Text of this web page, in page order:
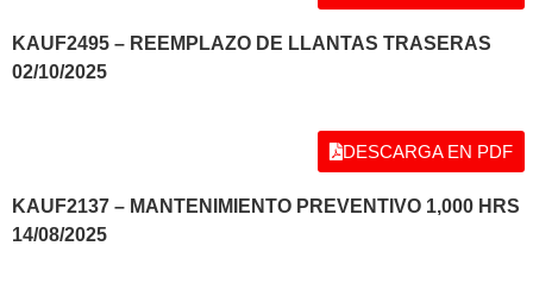
KAUF2495 – REEMPLAZO DE LLANTAS TRASERAS
02/10/2025
DESCARGA EN PDF
KAUF2137 – MANTENIMIENTO PREVENTIVO 1,000 HRS
14/08/2025